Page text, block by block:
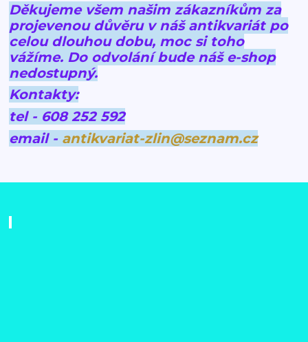
Děkujeme všem našim zákazníkům za
projevenou důvěru v náš antikvariát po
celou dlouhou dobu, moc si toho
vážíme. Do odvolání bude náš e-shop
nedostupný.
Kontakty:
tel - 608 252 592
email - antikvariat-zlin@seznam.cz